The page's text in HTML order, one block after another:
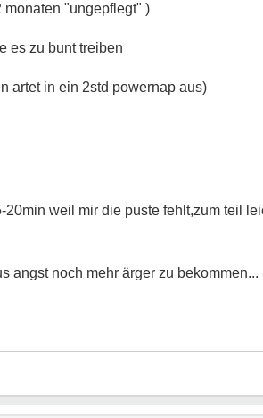
monaten "ungepflegt" )
es zu bunt treiben
artet in ein 2std powernap aus)
weil mir die puste fehlt,zum teil
angst noch mehr ärger zu bekommen...